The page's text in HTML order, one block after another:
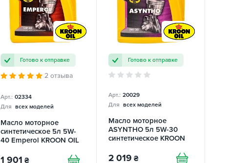
Готово к отправке
2 отзыва
Арт.: 02334
Для всех моделей
Масло моторное
синтетическое 5л 5W-
40 Emperol KROON OIL
1 901 ₴
Готово к отправке
Арт.: 20029
Для всех моделей
Масло моторное
ASYNTHO 5л 5W-30
синтетическое KROON
2 019 ₴